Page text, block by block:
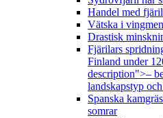
Handel med
Vätska i
Drastisk
Fjärilars
Finland under
description">–
landskapstyp
Spanska
somrar